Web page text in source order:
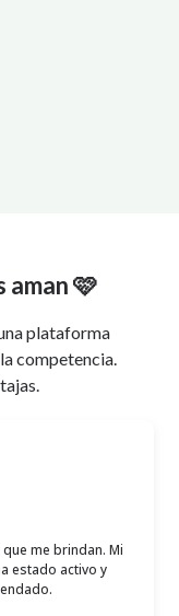
aman 🩷
plataforma
competencia.
me brindan. Mi
estado activo y